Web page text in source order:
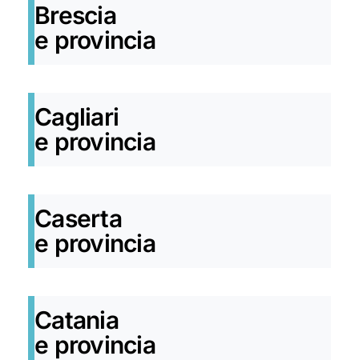
Brescia
e provincia
Cagliari
e provincia
Caserta
e provincia
Catania
e provincia